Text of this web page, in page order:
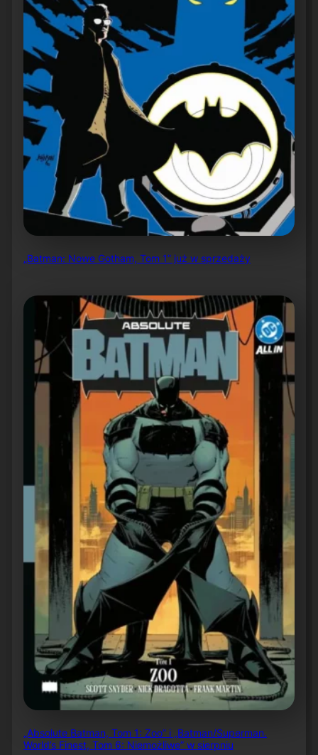
„Batman: Nowe Gotham, Tom 1” już w sprzedaży
„Absolute Batman, Tom 1: Zoo” i „Batman/Superman.
World’s Finest, Tom 6: Niemożliwe” w sierpniu